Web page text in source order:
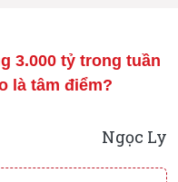
3.000 tỷ trong tuần
là tâm điểm?
Ngọc Ly